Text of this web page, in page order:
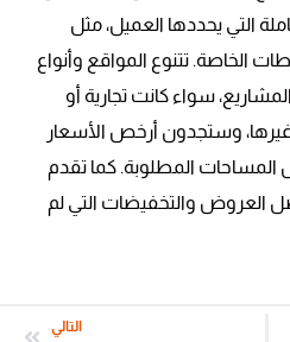
التي يحددها العميل، مثل
الخاصة. تتنوع المواقع وأنواع
سواء كانت تجارية أو
وستجدون أرخص الأسعار
المساحات المطلوبة. كما تقدم
العروض والتخفيضات التي لم
التالي